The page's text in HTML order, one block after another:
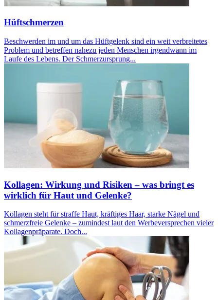
Hüftschmerzen
Beschwerden im und um das Hüftgelenk sind ein weit verbreitetes
Problem und betreffen nahezu jeden Menschen irgendwann im
Laufe des Lebens. Der Schmerzursprung...
Kollagen: Wirkung und Risiken – was bringt es
wirklich für Haut und Gelenke?
Kollagen steht für straffe Haut, kräftiges Haar, starke Nägel und
schmerzfreie Gelenke – zumindest laut den Werbeversprechen vieler
Kollagenpräparate. Doch...